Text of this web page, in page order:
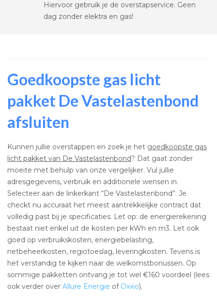
Hiervoor gebruik je de overstapservice. Geen
dag zonder elektra en gas!
Goedkoopste gas licht
pakket De Vastelastenbond
afsluiten
Kunnen jullie overstappen en zoek je het goedkoopste gas
licht pakket van De Vastelastenbond? Dat gaat zonder
moeite met behulp van onze vergelijker. Vul jullie
adresgegevens, verbruik en additionele wensen in.
Selecteer aan de linkerkant “De Vastelastenbond”. Je
checkt nu accuraat het meest aantrekkelijke contract dat
volledig past bij je specificaties. Let op: de energierekening
bestaat niet enkel uit de kosten per kWh en m3. Let ook
goed op verbruikskosten, energiebelasting,
netbeheerkosten, regiotoeslag, leveringkosten. Tevens is
het verstandig te kijken naar de welkomstbonussen. Op
sommige pakketten ontvang je tot wel €160 voordeel (lees
ook verder over Allure Energie of Oxxio).